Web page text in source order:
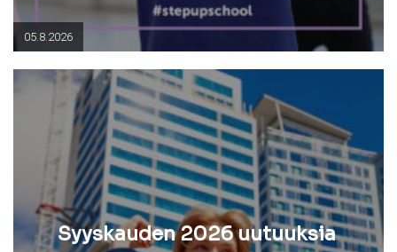
05.8.2026
Syyskauden 2026 uutuuksia